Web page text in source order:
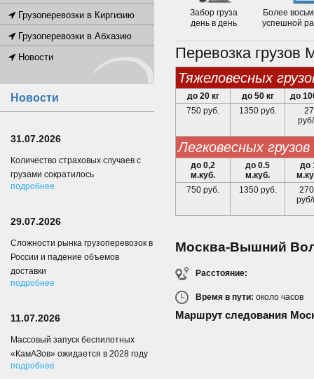
Забор груза
день в день
Более
успешной
Перевозка
тяжеловесных
до 20 кг до 50 кг
до
750 руб.
1350 руб.
27
руб/
легковесных грузов
до 0,2
м.куб.
до 0.5
м.куб.
до
750 руб.
1350 руб.
Москва-Вышний
Расстояние:
Время в пути: около часов
Маршрут следования
Грузоперевозки в Киргизию
Грузоперевозки в Абхазию
Новости
Новости
31.07.2026
Количество страховых случаев с
грузами сократилось
подробнее
29.07.2026
Сложности рынка грузоперевозок в
России и падение объемов
доставки
подробнее
11.07.2026
Массовый запуск беспилотных
«КамАЗов» ожидается в 2028 году
подробнее